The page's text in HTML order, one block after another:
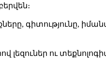
գիտությունը,
լեզուներ ու